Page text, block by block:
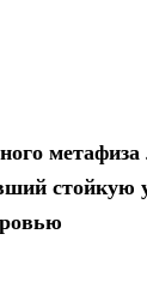
метафиза
стойкую